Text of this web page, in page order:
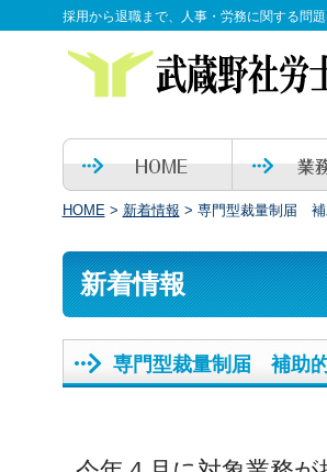
採用から退職まで、人事・労務に関する問
HOME> 新着情報 > 専門型裁量制届
新着情報
専門型裁量制届 補助